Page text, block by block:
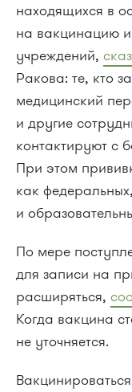
находящихся в
на вакцинацию
учреждений,
Ракова: те, кто
медицинский
и другие
контактируют с
При этом
как
и
По мере
для записи на
расширяться,
Когда вакцина
не уточняется.